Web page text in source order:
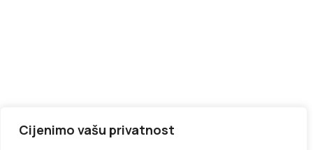
Cijenimo vašu privatnost